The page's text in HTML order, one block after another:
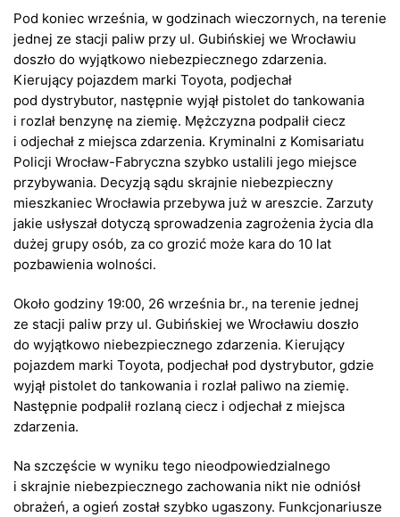
Pod koniec września, w godzinach wieczornych, na terenie
jednej ze stacji paliw przy ul. Gubińskiej we Wrocławiu
doszło do wyjątkowo niebezpiecznego zdarzenia.
Kierujący pojazdem marki Toyota, podjechał
pod dystrybutor, następnie wyjął pistolet do tankowania
i rozlał benzynę na ziemię. Mężczyzna podpalił ciecz
i odjechał z miejsca zdarzenia. Kryminalni z Komisariatu
Policji Wrocław-Fabryczna szybko ustalili jego miejsce
przybywania. Decyzją sądu skrajnie niebezpieczny
mieszkaniec Wrocławia przebywa już w areszcie. Zarzuty
jakie usłyszał dotyczą sprowadzenia zagrożenia życia dla
dużej grupy osób, za co grozić może kara do 10 lat
pozbawienia wolności.
Około godziny 19:00, 26 września br., na terenie jednej
ze stacji paliw przy ul. Gubińskiej we Wrocławiu doszło
do wyjątkowo niebezpiecznego zdarzenia. Kierujący
pojazdem marki Toyota, podjechał pod dystrybutor, gdzie
wyjął pistolet do tankowania i rozlał paliwo na ziemię.
Następnie podpalił rozlaną ciecz i odjechał z miejsca
zdarzenia.
Na szczęście w wyniku tego nieodpowiedzialnego
i skrajnie niebezpiecznego zachowania nikt nie odniósł
obrażeń, a ogień został szybko ugaszony. Funkcjonariusze